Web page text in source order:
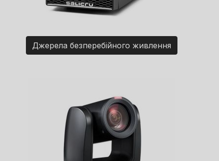
Джерела безперебійного живлення